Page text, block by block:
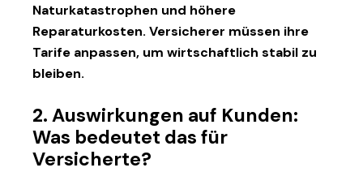
Naturkatastrophen und höhere
Reparaturkosten. Versicherer müssen ihre
Tarife anpassen, um wirtschaftlich stabil zu
bleiben.
2. Auswirkungen auf Kunden:
Was bedeutet das für
Versicherte?